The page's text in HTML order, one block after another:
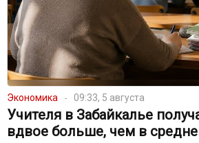
Экономика 09:33, 5 августа
Учителя в Забайкалье
вдвое больше, чем в